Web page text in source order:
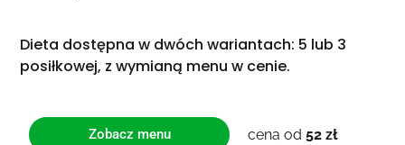
Dieta dostępna w dwóch wariantach: 5 lub 3
posiłkowej, z wymianą menu w cenie.
Zobacz menu cena od52 zł